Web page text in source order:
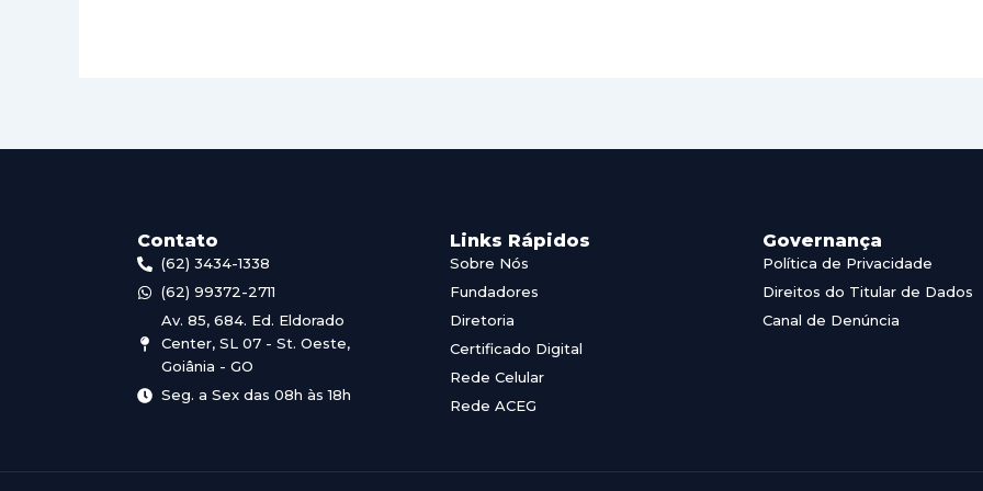
Contato
(62) 3434-1338
(62) 99372-2711
Av. 85, 684. Ed. Eldorado
Center, SL 07 - St. Oeste,
Goiânia - GO
Seg. a Sex das 08h às 18h
Links Rápidos
Sobre Nós
Fundadores
Diretoria
Certificado Digital
Rede Celular
Rede ACEG
Governança
Política de Privacidade
Direitos do Titular de Dados
Canal de Denúncia